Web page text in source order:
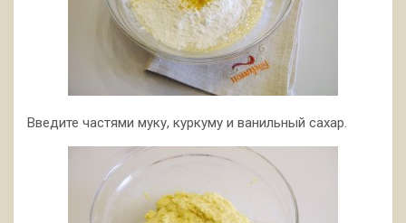
Введите частями муку, куркуму и ванильный сахар.